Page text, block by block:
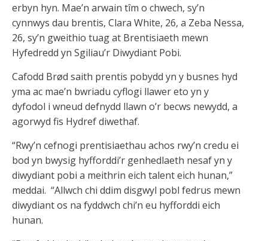
erbyn hyn. Mae’n arwain tîm o chwech, sy’n
cynnwys dau brentis, Clara White, 26, a Zeba Nessa,
26, sy’n gweithio tuag at Brentisiaeth mewn
Hyfedredd yn Sgiliau’r Diwydiant Pobi.
Cafodd Brød saith prentis pobydd yn y busnes hyd
yma ac mae’n bwriadu cyflogi llawer eto yn y
dyfodol i wneud defnydd llawn o’r becws newydd, a
agorwyd fis Hydref diwethaf.
“Rwy’n cefnogi prentisiaethau achos rwy’n credu ei
bod yn bwysig hyfforddi’r genhedlaeth nesaf yn y
diwydiant pobi a meithrin eich talent eich hunan,”
meddai. “Allwch chi ddim disgwyl pobl fedrus mewn
diwydiant os na fyddwch chi’n eu hyfforddi eich
hunan.